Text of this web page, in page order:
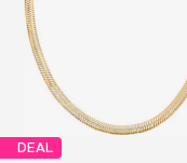
DEAL